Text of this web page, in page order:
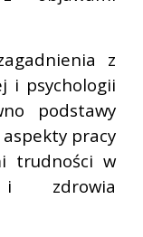
z
i psychologii
podstawy
pracy
trudności w
i zdrowia